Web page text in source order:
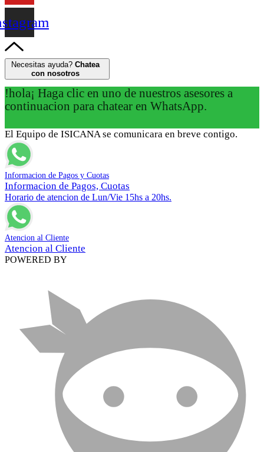
Necesitas ayuda? Chatea
con nosotros
!hola¡ Haga clic en uno de nuestros asesores a
continuacion para chatear en WhatsApp.
El Equipo de ISICANA se comunicara en breve contigo.
Informacion de Pagos y Cuotas
Informacion de Pagos, Cuotas
Horario de atencion de Lun/Vie 15hs a 20hs.
Atencion al Cliente
Atencion al Cliente
POWERED BY